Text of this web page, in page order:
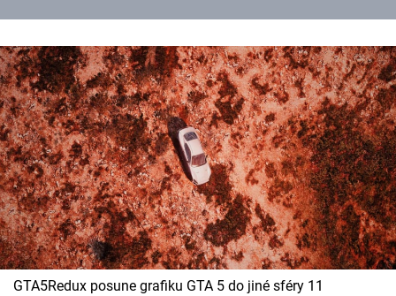
GTA5Redux posune grafiku GTA 5 do jiné sféry 11